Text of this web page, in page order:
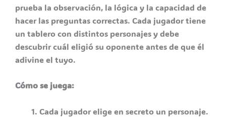
prueba la observación, la lógica y la capacidad de
hacer las preguntas correctas. Cada jugador tiene
un tablero con distintos personajes y debe
descubrir cuál eligió su oponente antes de que él
adivine el tuyo.
Cómo se juega:
Cada jugador elige en secreto un personaje.